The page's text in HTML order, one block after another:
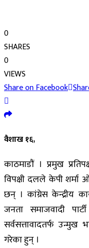
0
SHARES
0
VIEWS
Share on Facebook
वैशाख १६,
काठमाडौं । प्रमुख
विपक्षी दलले केपी शर्मा
छन् । कांग्रेस केन्द्रीय
जनता समाजवादी
सर्वसत्तावादतर्फ उन्मुख
गरेका हुन् ।